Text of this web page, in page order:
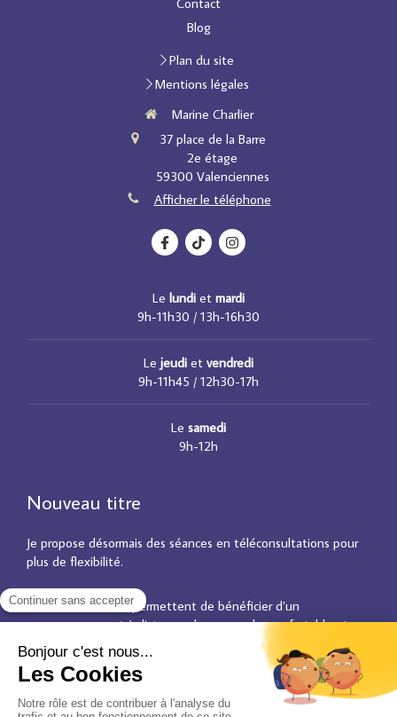
Contact
Blog
Plan du site
Mentions légales
Marine Charlier
37 place de la Barre
2e étage
59300 Valenciennes
Afficher le téléphone
Le lundi et mardi
9h-11h30 / 13h-16h30
Le jeudi et vendredi
9h-11h45 / 12h30-17h
Le samedi
9h-12h
Nouveau titre
Je propose désormais des séances en téléconsultations pour
plus de flexibilité.
Ces créneaux vous permettent de bénéficier d’un
accompagnement à distance, dans un cadre confortable et
adapté à votre emploi du temps.
©2025 Marine Charlier